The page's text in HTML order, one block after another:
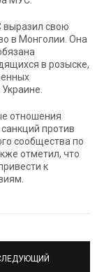
выразил свою
в Монголии. Она
в розыске,
отношения
против
сообщества по
отметил, что
к